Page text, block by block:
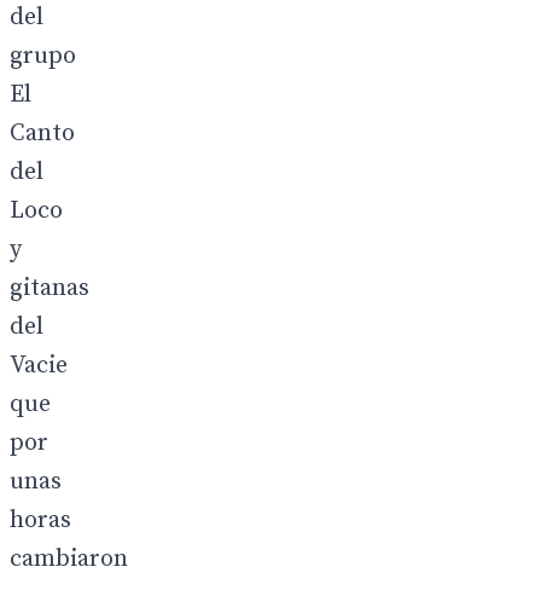
del
grupo
El
Canto
del
Loco
y
gitanas
del
Vacie
que
por
unas
horas
cambiaron